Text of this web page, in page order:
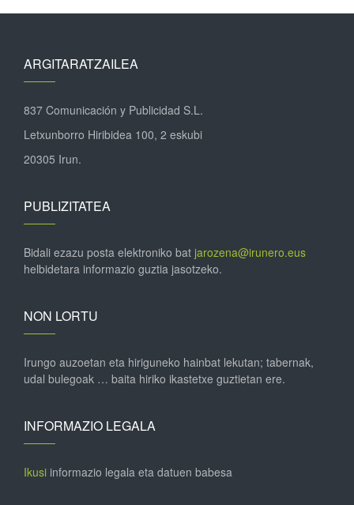
ARGITARATZAILEA
837 Comunicación y Publicidad S.L.
Letxunborro Hiribidea 100, 2 eskubi
20305 Irun.
PUBLIZITATEA
Bidali ezazu posta elektroniko bat jarozena@irunero.eus
helbidetara informazio guztia jasotzeko.
NON LORTU
Irungo auzoetan eta hiriguneko hainbat lekutan; tabernak,
udal bulegoak … baita hiriko ikastetxe guztietan ere.
INFORMAZIO LEGALA
Ikusi informazio legala eta datuen babesa